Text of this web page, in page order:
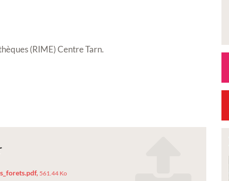
(RIME) Centre Tarn.
561.44 Ko